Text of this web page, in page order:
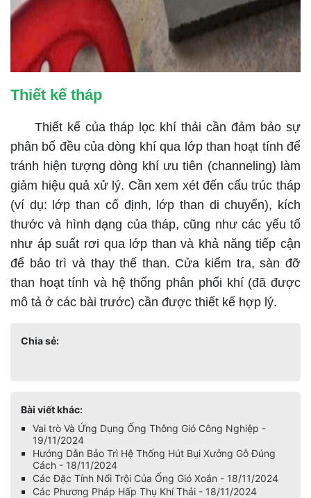
Thiết kế tháp
Thiết kế của tháp lọc khí thải cần đảm bảo sự
phân bố đều của dòng khí qua lớp than hoạt tính để
tránh hiện tượng dòng khí ưu tiên (channeling) làm
giảm hiệu quả xử lý. Cần xem xét đến cấu trúc tháp
(ví dụ: lớp than cố định, lớp than di chuyển), kích
thước và hình dạng của tháp, cũng như các yếu tố
như áp suất rơi qua lớp than và khả năng tiếp cận
để bảo trì và thay thế than. Cửa kiểm tra, sàn đỡ
than hoạt tính và hệ thống phân phối khí (đã được
mô tả ở các bài trước) cần được thiết kế hợp lý.
Chia sẻ:
Bài viết khác:
Vai trò Và Ứng Dụng Ống Thông Gió Công Nghiệp -
19/11/2024
Hướng Dẫn Bảo Trì Hệ Thống Hút Bụi Xưởng Gỗ Đúng
Cách - 18/11/2024
Các Đặc Tính Nổi Trội Của Ống Gió Xoắn - 18/11/2024
Các Phương Pháp Hấp Thụ Khí Thải - 18/11/2024